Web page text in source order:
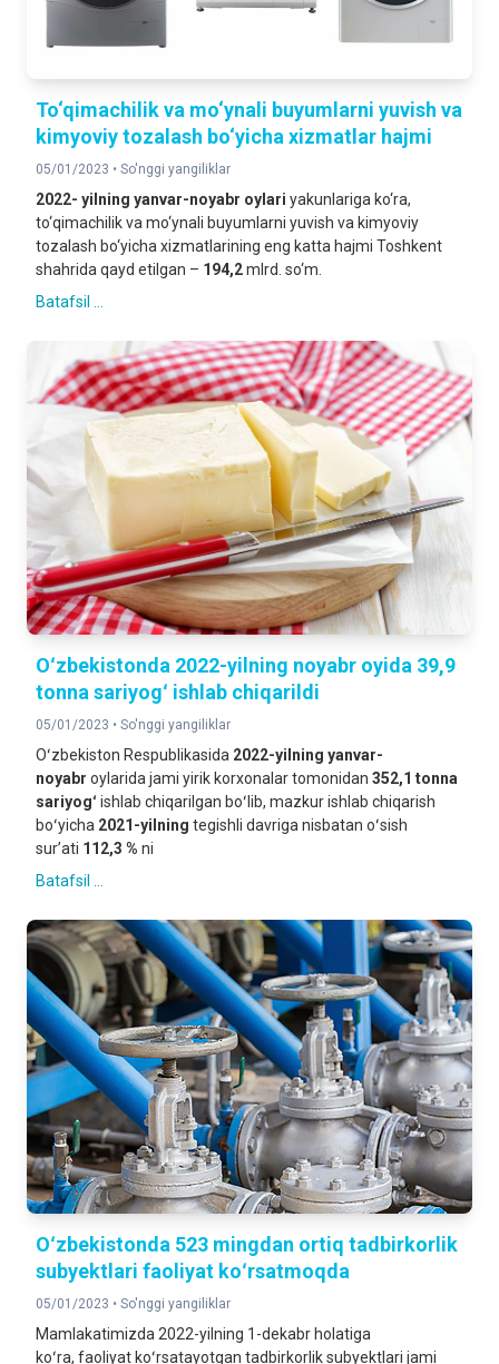
To‘qimachilik va mo‘ynali buyumlarni yuvish va
kimyoviy tozalash bo‘yicha xizmatlar hajmi
05/01/2023 • So'nggi yangiliklar
2022- yilning yanvar-noyabr oylari yakunlariga ko‘ra,
to‘qimachilik va mo‘ynali buyumlarni yuvish va kimyoviy
tozalash bo‘yicha xizmatlarining eng katta hajmi Toshkent
shahrida qayd etilgan – 194,2mlrd. so‘m.
Batafsil ...
Oʻzbekistonda 2022-yilning noyabr oyida 39,9
tonna sariyogʻ ishlab chiqarildi
05/01/2023 • So'nggi yangiliklar
Oʻzbekiston Respublikasida 2022-yilning yanvar-
noyabr oylarida jami yirik korxonalar tomonidan 352,1 tonna
sariyogʻ ishlab chiqarilgan boʻlib, mazkur ishlab chiqarish
boʻyicha 2021-yilning tegishli davriga nisbatan oʻsish
surʼati 112,3 % ni
Batafsil ...
Oʻzbekistonda 523 mingdan ortiq tadbirkorlik
subyektlari faoliyat koʻrsatmoqda
05/01/2023 • So'nggi yangiliklar
Mamlakatimizda 2022-yilning 1-dekabr holatiga
koʻra, faoliyat koʻrsatayotgan tadbirkorlik subyektlari jami